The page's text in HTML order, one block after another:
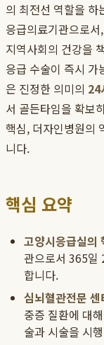
의 최전선 역할을 하
응급의료기관으로서,
지역사회의 건강을
응급 수술이 즉시 가
은 진정한 의미의 24
서 골든타임을 확보
핵심, 더자인병원의
니다.
핵심 요약
고양시응급실의
관으로서 365일
합니다.
심뇌혈관전문 센
중증 질환에 대
술과 시술을 시